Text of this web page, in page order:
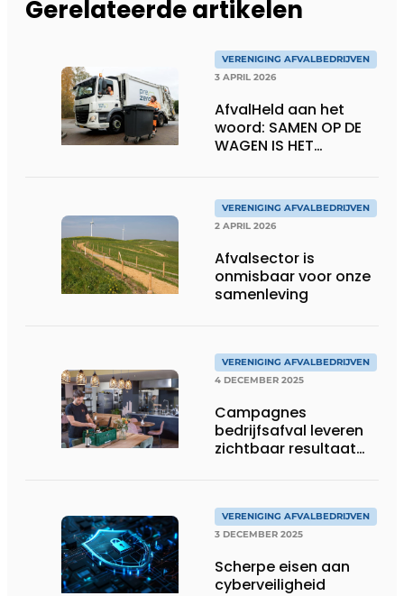
Gerelateerde artikelen
VERENIGING AFVALBEDRIJVEN
3 APRIL 2026
AfvalHeld aan het
woord: SAMEN OP DE
WAGEN IS HET
VERENIGING AFVALBEDRIJVEN
2 APRIL 2026
Afvalsector is
onmisbaar voor onze
samenleving
VERENIGING AFVALBEDRIJVEN
4 DECEMBER 2025
Campagnes
bedrijfsafval leveren
zichtbaar resultaat
VERENIGING AFVALBEDRIJVEN
3 DECEMBER 2025
Scherpe eisen aan
cyberveiligheid